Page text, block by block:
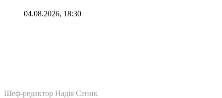
04.08.2026, 18:30
Шеф-редактор Надія Сеник